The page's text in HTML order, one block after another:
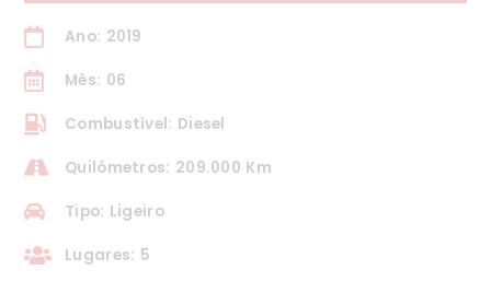
Ano: 2019
Mês: 06
Combustível: Diesel
Quilómetros: 209.000 Km
Tipo: Ligeiro
Lugares: 5